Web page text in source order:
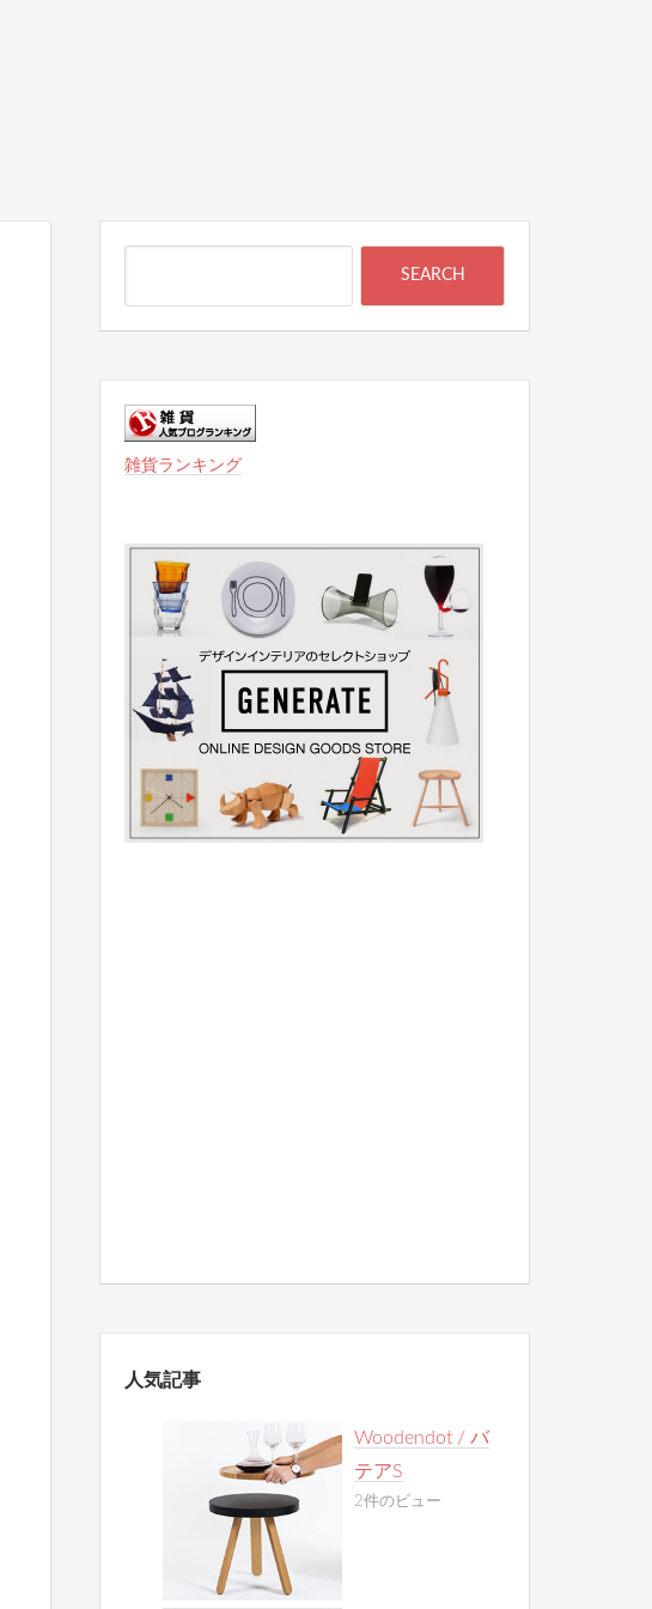
雑貨ランキング
人気記事
Woodendot / バ
テアS
2件のビュー